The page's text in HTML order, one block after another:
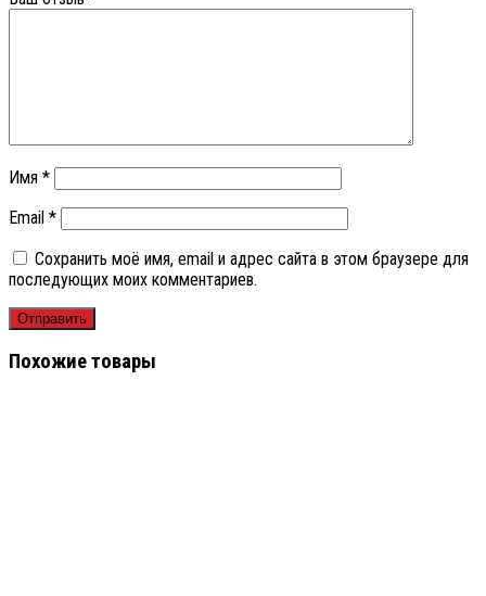
Имя *
Email *
Сохранить моё имя, email и адрес сайта в этом браузере для
последующих моих комментариев.
Похожие товары